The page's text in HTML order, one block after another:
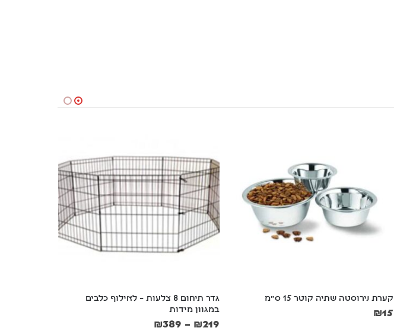
קערת נירוסטה שתיה קוטר 15 ס"מ
₪15
גדר תיחום 8 צלעות – לאילוף כלבים
במגוון מידות
₪219
–
₪389